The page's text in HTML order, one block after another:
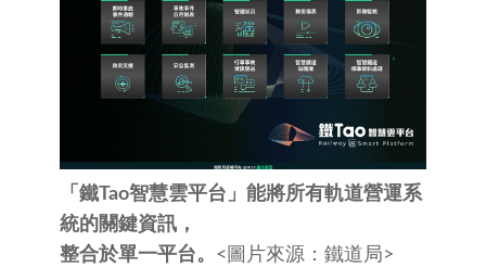
「鐵Tao智慧雲平台」能將所有軌道營運系
統的關鍵資訊，
整合於單一平台。 <圖片來源：鐵道局>